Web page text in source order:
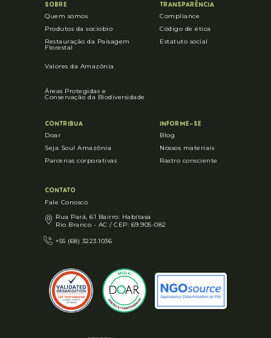
SOBRE
Quem somos
Valores da Amazônia
Produtos da sociobio
TRANSPARÊNCIA
Compliance
CONTRIBUA
Doar
Seja Soul Amazônia
INFORME-SE
Blog
Nossos materiais
Rastro consciente
CONTATO
Rua Pará, 61 Bairro: Habitasa
Rio Branco - AC / CEP: 69.905-082
+55 (68) 3223.1036
Parcerias corporativas
Restauração da Paisagem
Florestal
Áreas Protegidas e
Conservação da Biodiversidade
Código de ética
Estatuto social
Fale Conosco